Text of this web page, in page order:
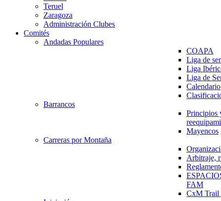
Teruel
Zaragoza
Administración Clubes
Comités
Andadas Populares
COAPA
Liga de
Liga
Liga de
Calendario
Barrancos
Principios
Mayencos
Carreras por Montaña
Arbitraje,
FAM
CxM